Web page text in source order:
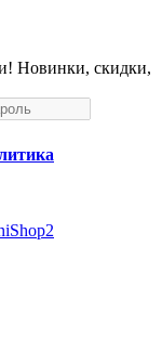
Новинки, скидки,